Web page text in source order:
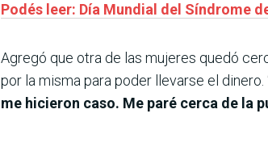
Podés leer: Día Mundial del Síndrome
Agregó que otra de las mujeres quedó
por la misma para poder llevarse el dinero.
me hicieron caso. Me paré cerca de la